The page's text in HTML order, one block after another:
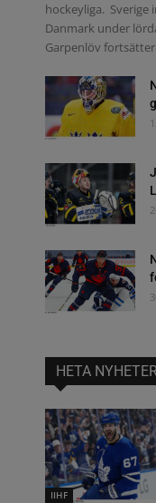
hockeyliga. Sverige
Danmark under
Garpenlöv
HETA
IIHF